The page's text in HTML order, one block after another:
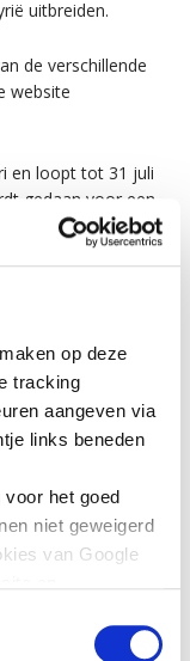
op deze
tracking
aangeven via
links beneden
het goed
niet geweigerd
van Google
van YouTube
uitbreiden.
de verschillende
website
en loopt tot 31 juli
gedaan voor een
op een fiscaal attest
1212 en online
kan
media en
LN-Radio, N-
La Première,
Tarmac, JAM,
NRJ+,